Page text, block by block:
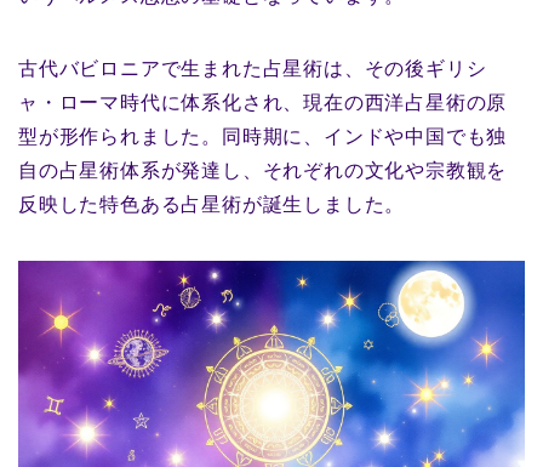
古代バビロニアで生まれた占星術は、その後ギリシ
ャ・ローマ時代に体系化され、現在の西洋占星術の原
型が形作られました。同時期に、インドや中国でも独
自の占星術体系が発達し、それぞれの文化や宗教観を
反映した特色ある占星術が誕生しました。